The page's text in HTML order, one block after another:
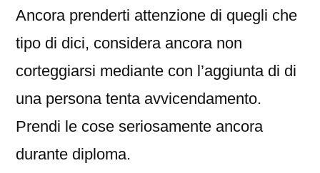
Ancora prenderti attenzione di quegli che
tipo di dici, considera ancora non
corteggiarsi mediante con l’aggiunta di di
una persona tenta avvicendamento.
Prendi le cose seriosamente ancora
durante diploma.